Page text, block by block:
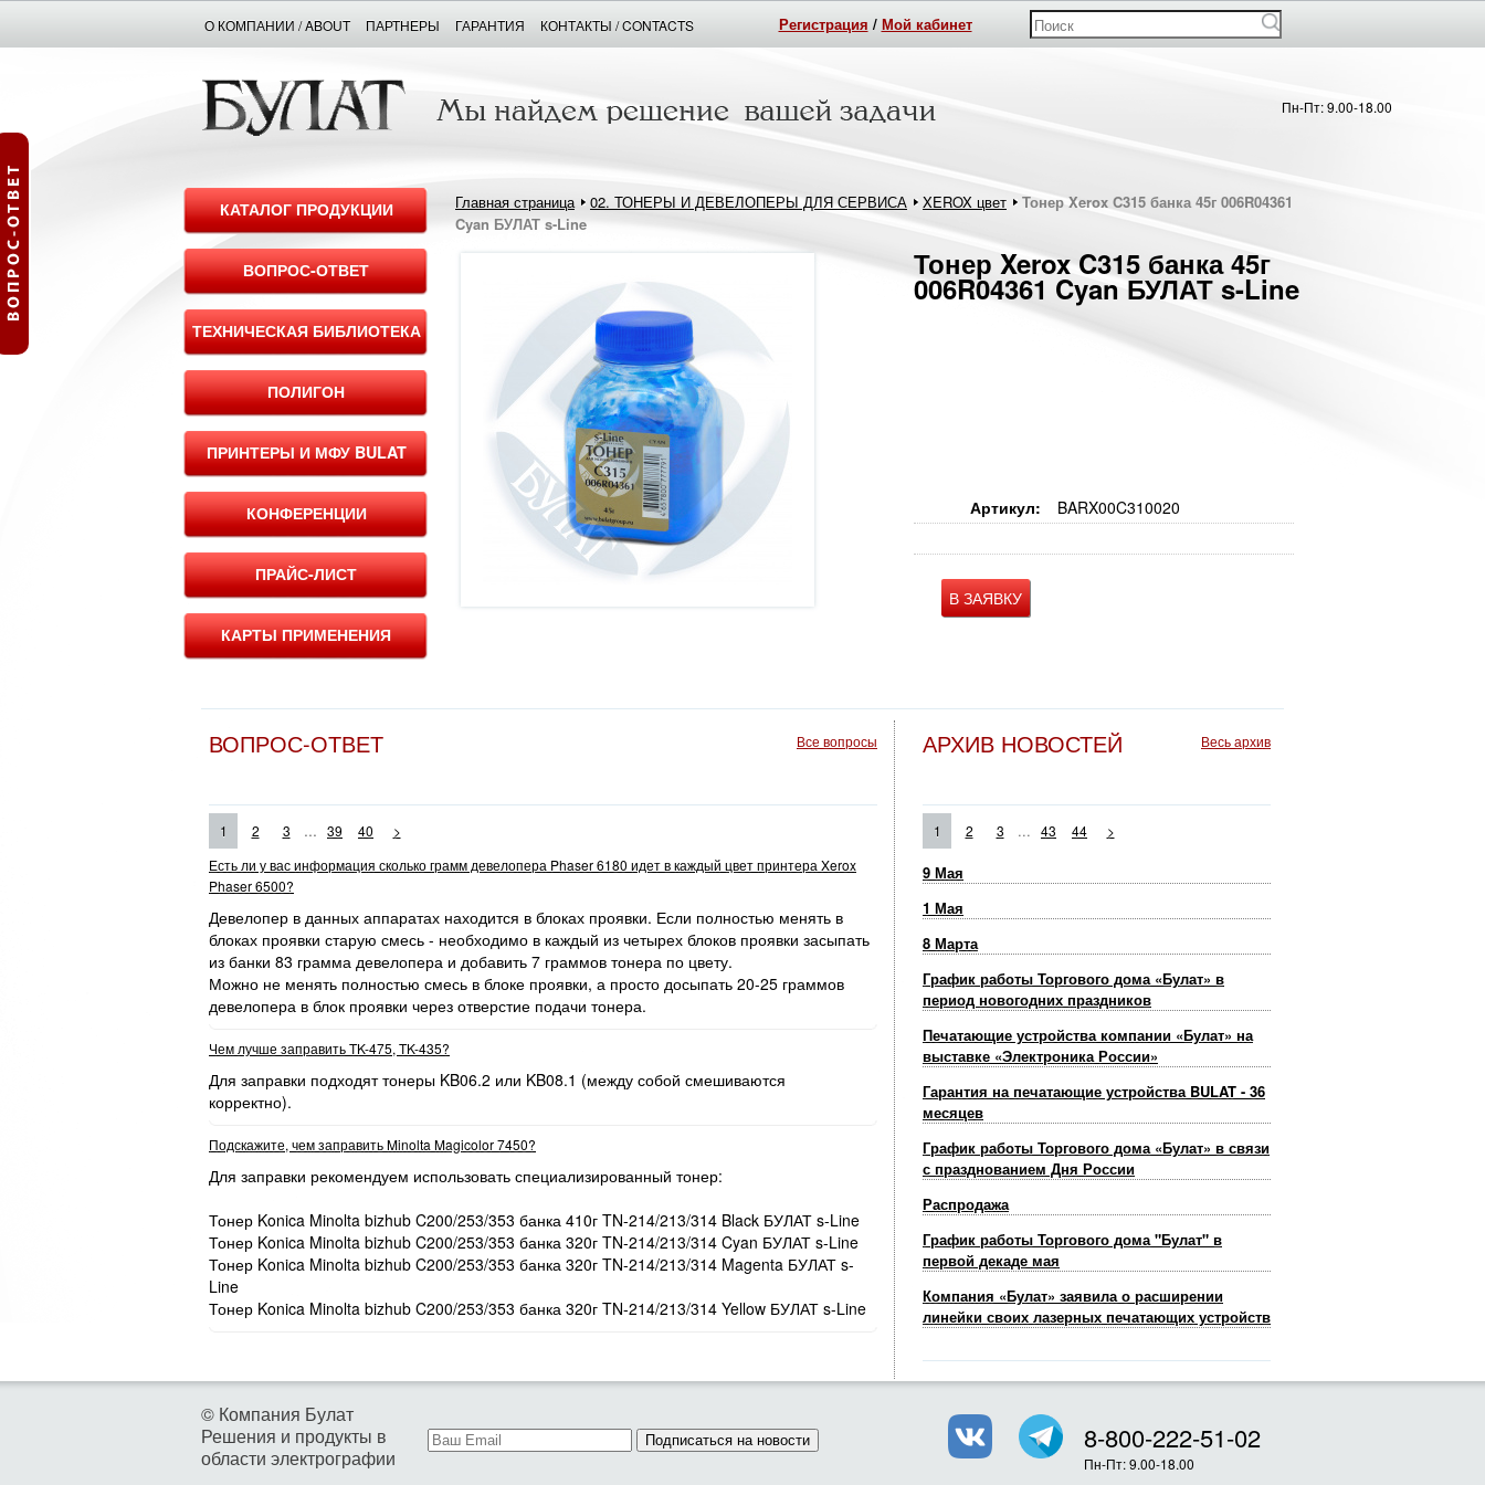
Регистрация / Мой кабинет
О КОМПАНИИ / ABOUT ПАРТНЕРЫ ГАРАНТИЯ КОНТАКТЫ / CONTACTS
Пн-Пт: 9.00-18.00
КАТАЛОГ ПРОДУКЦИИ
ВОПРОС-ОТВЕТ
ТЕХНИЧЕСКАЯ БИБЛИОТЕКА
ПОЛИГОН
ПРИНТЕРЫ И МФУ BULAT
КОНФЕРЕНЦИИ
ПРАЙС-ЛИСТ
КАРТЫ ПРИМЕНЕНИЯ
Главная страница 02. ТОНЕРЫ И ДЕВЕЛОПЕРЫ ДЛЯ СЕРВИСА XEROX цвет
Тонер Xerox C315 банка 45г 006R04361
Cyan БУЛАТ s-Line
Тонер Xerox C315 банка 45г
006R04361 Cyan БУЛАТ s-Line
Артикул: BARX00C310020
В ЗАЯВКУ
ВОПРОС-ОТВЕТ Все вопросы
1 2 3 ... 39 40
>
Есть ли у вас информация сколько грамм девелопера Phaser 6180 идет в каждый цвет принтера Xerox
Phaser 6500?
Девелопер в данных аппаратах находится в блоках проявки. Если полностью менять в
блоках проявки старую смесь - необходимо в каждый из четырех блоков проявки засыпать
из банки 83 грамма девелопера и добавить 7 граммов тонера по цвету.
Можно не менять полностью смесь в блоке проявки, а просто досыпать 20-25 граммов
девелопера в блок проявки через отверстие подачи тонера.
Чем лучше заправить TK-475, TK-435?
Для заправки подходят тонеры KB06.2 или KB08.1 (между собой смешиваются
корректно).
Подскажите, чем заправить Minolta Magicolor 7450?
Для заправки рекомендуем использовать специализированный тонер:
Тонер Konica Minolta bizhub C200/253/353 банка 410г TN-214/213/314 Black БУЛАТ s-Line
Тонер Konica Minolta bizhub C200/253/353 банка 320г TN-214/213/314 Cyan БУЛАТ s-Line
Тонер Konica Minolta bizhub C200/253/353 банка 320г TN-214/213/314 Magenta БУЛАТ s-
Line
Тонер Konica Minolta bizhub C200/253/353 банка 320г TN-214/213/314 Yellow БУЛАТ s-Line
АРХИВ НОВОСТЕЙ Весь архив
1 2 3 ... 43 44 >
9 Мая
1 Мая
8 Марта
График работы Торгового дома «Булат» в
период новогодних праздников
Печатающие устройства компании «Булат» на
выставке «Электроника России»
Гарантия на печатающие устройства BULAT - 36
месяцев
График работы Торгового дома «Булат» в связи
с празднованием Дня России
Распродажа
График работы Торгового дома "Булат" в
первой декаде мая
Компания «Булат» заявила о расширении
линейки своих лазерных печатающих устройств
© Компания Булат
Решения и продукты в
области электрографии
Подписаться на новости 8-800-222-51-02
Пн-Пт: 9.00-18.00